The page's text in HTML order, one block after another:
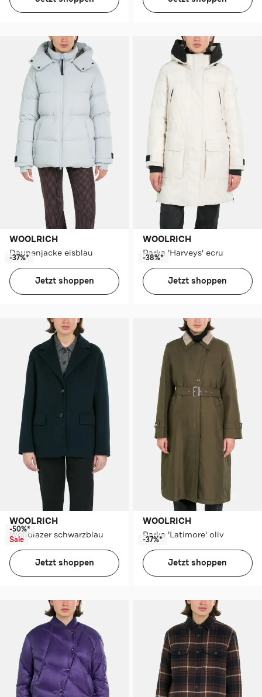
WOOLRICH
Daunenjacke eisblau
-37%*
Jetzt shoppen
WOOLRICH
Parka 'Harveys' ecru
-38%*
Jetzt shoppen
WOOLRICH
Wollblazer schwarzblau
-50%*
Sale
Jetzt shoppen
WOOLRICH
Parka 'Latimore' oliv
-37%*
Jetzt shoppen